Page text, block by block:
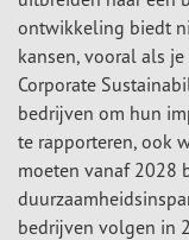
ontwikkeling biedt
kansen, vooral als
Corporate
bedrijven om hun
te rapporteren, ook
moeten vanaf 2028
bedrijven volgen in